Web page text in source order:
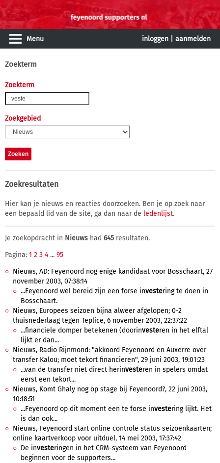
Menu inloggen aanmelden
Zoekterm
Zoekterm
Zoekgebied
Zoekresultaten
Hier kan je nieuws en reacties doorzoeken. Ben je op zoek naar
een bepaald lid van de site, ga dan naar de ledenlijst.
Je zoekopdracht in Nieuws had 645 resultaten.
Pagina: 1 2 3 4 ... 95
Nieuws, AD: Feyenoord nog enige kandidaat voor Bosschaart, 27
november 2003, 07:38:14
...Feyenoord wel bereid zijn een forse investering te doen in
Bosschaart.
Nieuws, Europees seizoen bijna alweer afgelopen; 0-2
thuisnederlaag tegen Teplice, 6 november 2003, 22:37:22
...financiele domper betekenen (doorinvesteren in het elftal
lijkt er dan...
Nieuws, Radio Rijnmond: "akkoord Feyenoord en Auxerre over
transfer Kalou; moet tekort financieren", 29 juni 2003, 19:01:23
...van de transfer niet direct herinvesteren in spelers omdat
eerst een tekort...
Nieuws, Komt Ghaly nog op stage bij Feyenoord?, 22 juni 2003,
10:18:51
...Feyenoord op dit moment een te forse investering lijkt. Het
is dan ook...
Nieuws, Feyenoord start online controle status seizoenkaarten;
online kaartverkoop voor uitduel, 14 mei 2003, 17:37:42
De investeringen in het CRM-systeem van Feyenoord
beginnen voor de supporters...